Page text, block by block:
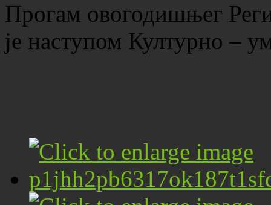
Прогам овогодишњег
је наступом Културно –